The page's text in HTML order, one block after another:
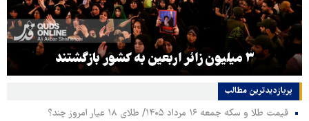
۳ میلیون زائر اربعین به کشور بازگشتند
پربازدیدترین‌ مطالب
قیمت طلا و سکه جمعه ۱۶ مرداد ۱۴۰۵/ طلای ۱۸ عیار امروز چند؟